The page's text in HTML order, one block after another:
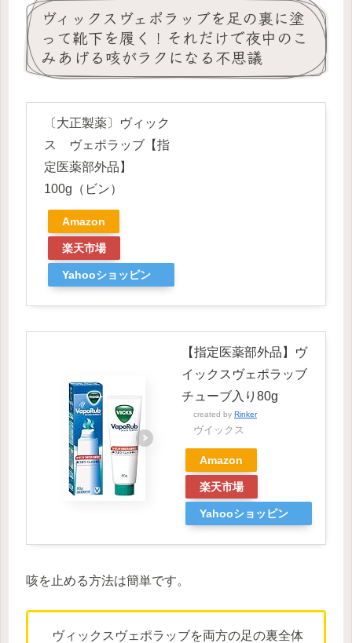
ヴィックスヴェポラッブを足の裏に塗
って靴下を履く！それだけで夜中のこ
みあげる咳がラクになる不思議
〔大正製薬〕ヴィック
ス ヴェポラッブ【指
定医薬部外品】
100g（ビン）
Amazon
楽天市場
Yahooショッピン
【指定医薬部外品】ヴ
イックスヴェポラッブ
チューブ入り80g
created by Rinker
ヴイックス
Amazon
楽天市場
Yahooショッピン
咳を止める方法は簡単です。
ヴィックスヴェポラッブを両方の足の裏全体